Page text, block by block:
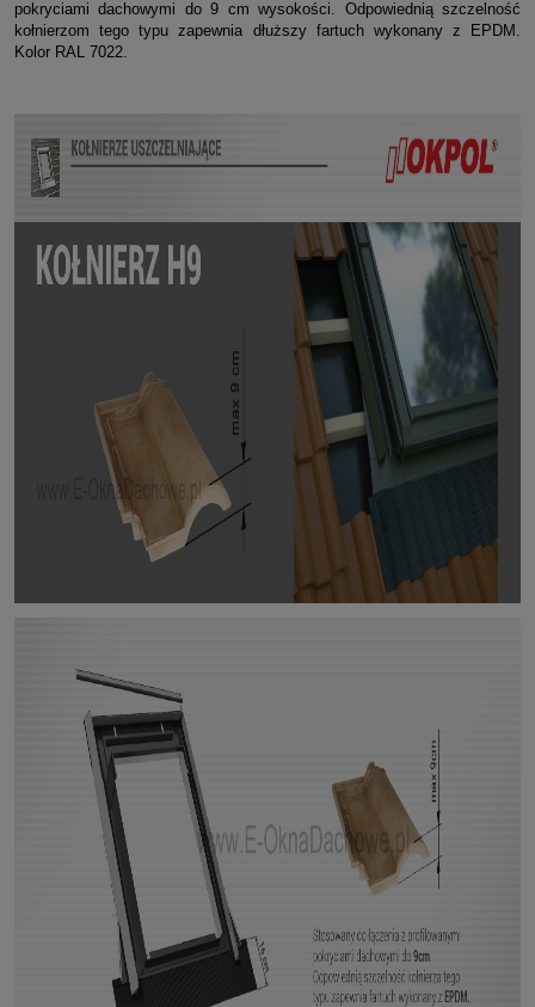
pokryciami dachowymi do 9 cm wysokości. Odpowiednią szczelność
kołnierzom tego typu zapewnia dłuższy fartuch wykonany z EPDM.
Kolor RAL 7022.